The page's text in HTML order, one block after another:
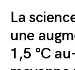
La
une
1,5 °C